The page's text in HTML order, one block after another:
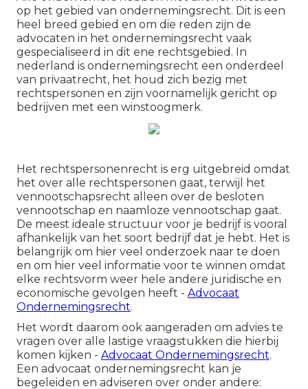
op het gebied van ondernemingsrecht. Dit is een
heel breed gebied en om die reden zijn de
advocaten in het ondernemingsrecht vaak
gespecialiseerd in dit ene rechtsgebied. In
nederland is ondernemingsrecht een onderdeel
van privaatrecht, het houd zich bezig met
rechtspersonen en zijn voornamelijk gericht op
bedrijven met een winstoogmerk.
Het rechtspersonenrecht is erg uitgebreid omdat
het over alle rechtspersonen gaat, terwijl het
vennootschapsrecht alleen over de besloten
vennootschap en naamloze vennootschap gaat.
De meest ideale structuur voor je bedrijf is vooral
afhankelijk van het soort bedrijf dat je hebt. Het is
belangrijk om hier veel onderzoek naar te doen
en om hier veel informatie voor te winnen omdat
elke rechtsvorm weer hele andere juridische en
economische gevolgen heeft - Advocaat
Ondernemingsrecht.
Het wordt daarom ook aangeraden om advies te
vragen over alle lastige vraagstukken die hierbij
komen kijken - Advocaat Ondernemingsrecht.
Een advocaat ondernemingsrecht kan je
begeleiden en adviseren over onder andere: